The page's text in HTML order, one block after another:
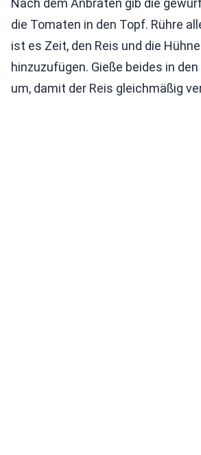
Nach dem Anbraten gib die
die Tomaten in den Topf. Rühre
ist es Zeit, den Reis und die
hinzuzufügen. Gieße beides in
um, damit der Reis gleichmäßig